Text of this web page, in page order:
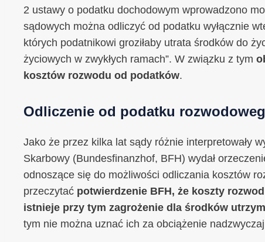
2 ustawy o podatku dochodowym wprowadzono
sądowych można odliczyć od podatku wyłącznie
których podatnikowi groziłaby utrata środków do
życiowych w zwykłych ramach”. W związku z tym
kosztów rozwodu od podatków.
Odliczenie od podatku
Jako że przez kilka lat sądy różnie interpretowały
Skarbowy (Bundesfinanzhof, BFH) wydał
odnoszące się do możliwości odliczania kosztów
przeczytać potwierdzenie BFH, że koszty
istnieje przy tym zagrożenie dla środków
tym nie można uznać ich za obciążenie